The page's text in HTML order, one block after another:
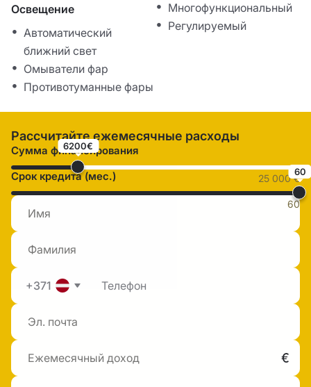
Освещение
Автоматический
ближний свет
Омыватели фар
Противотуманные фары
Многофункциональный
Регулируемый
Рассчитайте ежемесячные расходы
Сумма финансирования
6200€
25 000 €
Срок кредита (мес.) 60
60
+371